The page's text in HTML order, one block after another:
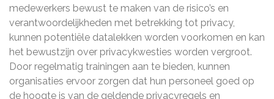
medewerkers bewust te maken van de risico’s en
verantwoordelijkheden met betrekking tot privacy,
kunnen potentiële datalekken worden voorkomen en kan
het bewustzijn over privacykwesties worden vergroot.
Door regelmatig trainingen aan te bieden, kunnen
organisaties ervoor zorgen dat hun personeel goed op
de hoogte is van de geldende privacyregels en